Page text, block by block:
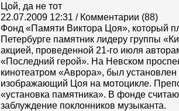
Цой, да не тот
22.07.2009 12:31 / Комментарии (88)
Фонд «Памяти Виктора Цоя», который
Петербурге памятник лидеру группы
акцией, проведенной 21-го июля
«Последний герой». На Невском
кинотеатром «Аврора», был
изображающий Цоя на мотоцикле.
«установка памятника». В фонде
заблуждение поклонников музыканта.